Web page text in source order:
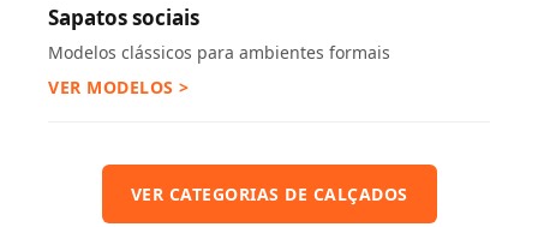
Sapatos sociais
Modelos clássicos para ambientes formais
VER MODELOS >
VER CATEGORIAS DE CALÇADOS